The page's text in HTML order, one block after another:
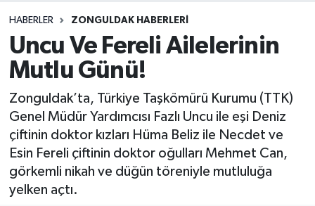
HABERLER ZONGULDAK HABERLERI
Uncu Ve Fereli Ailelerinin
Mutlu Günü!
Zonguldak’ta, Türkiye Taşkömürü Kurumu (TTK)
Genel Müdür Yardımcısı Fazlı Uncu ile eşi Deniz
çiftinin doktor kızları Hüma Beliz ile Necdet ve
Esin Fereli çiftinin doktor oğulları Mehmet Can,
görkemli nikah ve düğün töreniyle mutluluğa
yelken açtı.
DEVREK
DÜZCE
EREĞLİ
GÖKÇEBEY
KARABÜK